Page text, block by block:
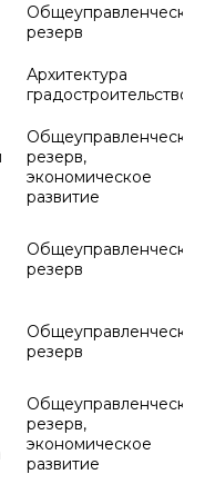
Общеуправленческий
резерв
Архитектура и
градостроительство
Общеуправленческий
резерв,
экономическое
развитие
Общеуправленческий
резерв
Общеуправленческий
резерв
Общеуправленческий
резерв,
экономическое
развитие